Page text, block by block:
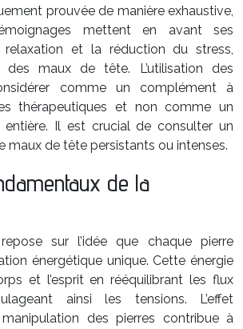
prouvée de manière exhaustive,
mettent en avant ses
et la réduction du stress,
des maux de tête. L’utilisation des
comme un complément à
thérapeutiques et non comme un
Il est crucial de consulter un
maux de tête persistants ou intenses.
de la
sur l’idée que chaque pierre
énergétique unique. Cette énergie
et l’esprit en rééquilibrant les flux
ainsi les tensions. L’effet
des pierres contribue à